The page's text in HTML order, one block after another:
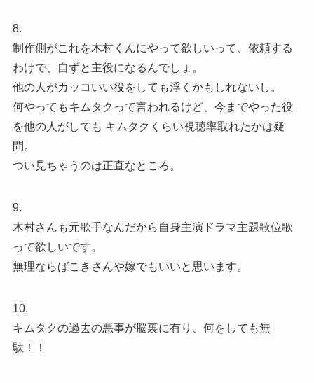
8.
制作側がこれを木村くんにやって欲しいって、依頼する
わけで、自ずと主役になるんでしょ。
他の人がカッコいい役をしても浮くかもしれないし。
何やってもキムタクって言われるけど、今までやった役
を他の人がしても キムタクくらい視聴率取れたかは疑
問。
つい見ちゃうのは正直なところ。
9.
木村さんも元歌手なんだから自身主演ドラマ主題歌位歌
って欲しいです。
無理ならばこきさんや嫁でもいいと思います。
10.
キムタクの過去の悪事が脳裏に有り、何をしても無
駄！！